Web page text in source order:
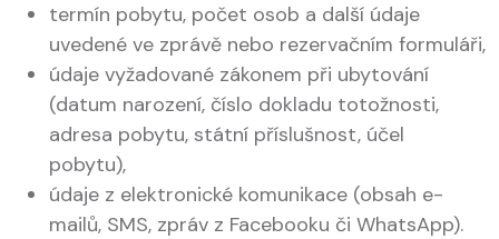
termín pobytu, počet osob a další údaje
uvedené ve zprávě nebo rezervačním formuláři,
údaje vyžadované zákonem při ubytování
(datum narození, číslo dokladu totožnosti,
adresa pobytu, státní příslušnost, účel
pobytu),
údaje z elektronické komunikace (obsah e-
mailů, SMS, zpráv z Facebooku či WhatsApp).